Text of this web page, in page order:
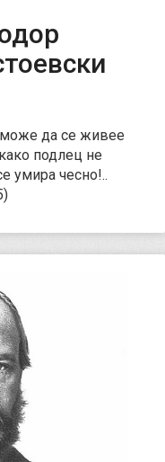
да се живее
подлец не
умира чесно!..